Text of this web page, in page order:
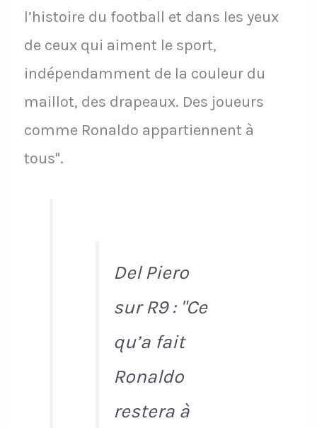
l’histoire du football et dans les yeux
de ceux qui aiment le sport,
indépendamment de la couleur du
maillot, des drapeaux. Des joueurs
comme Ronaldo appartiennent à
tous".
Del Piero
sur R9 : "Ce
qu’a fait
Ronaldo
restera à